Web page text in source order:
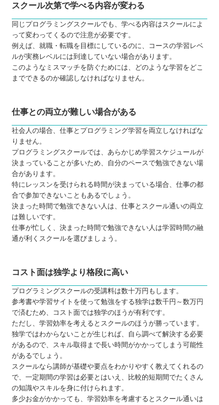
スクール次第で学べる内容が変わる
同じプログラミングスクールでも、学べる内容はスクールによ
って変わってくるので注意が必要です。
例えば、就職・転職を目標にしているのに、コースの学習レベ
ルが実務レベルには到達していない場合があります。
このようなミスマッチを防ぐためには、どのような学習をどこ
までできるのか確認しなければなりません。
仕事との両立が難しい場合がある
社会人の場合、仕事とプログラミング学習を両立しなければな
りません。
プログラミングスクールでは、あらかじめ学習スケジュールが
決まっていることが多いため、自分のペースで勉強できない場
合があります。
特にレッスンを受けられる時間が決まっている場合、仕事の都
合で参加できないこともあるでしょう。
決まった時間で勉強できない人は、仕事とスクール通いの両立
は難しいです。
仕事が忙しく、決まった時間で勉強できない人は学習時間の融
通が利くスクールを選びましょう。
コスト面は独学より格段に高い
プログラミングスクールの受講料は数十万円もします。
参考書や学習サイトを使って勉強をする独学は数千円～数万円
で済むため、コスト面では独学のほうが有利です。
ただし、学習効率を考えるとスクールのほうが勝っています。
独学ではわからないことが生じれば、自ら調べて解決する必要
があるので、スキル取得まで長い時間がかかってしまう可能性
があるでしょう。
スクールなら講師が基礎や要点をわかりやすく教えてくれるの
で、一定期間の学習は必要とはいえ、比較的短期間でたくさん
の知識やスキルを身に付けられます。
多少お金がかかっても、学習効率を考慮するとスクール通いは